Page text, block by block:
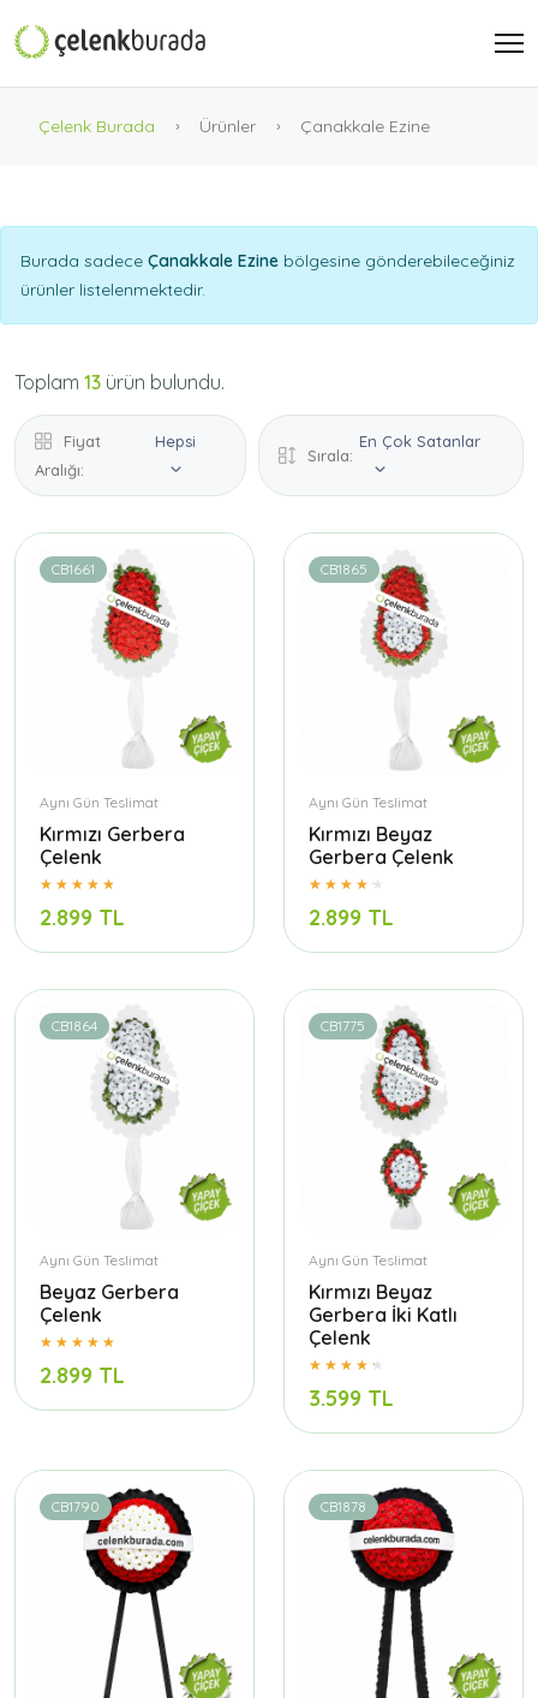
Çelenk Burada Ürünler Çanakkale Ezine
Burada sadece Çanakkale Ezine bölgesine gönderebileceğiniz
ürünler listelenmektedir.
Toplam 13 ürün bulundu.
Fiyat
Aralığı:
Hepsi
Sırala:
En Çok Satanlar
CB1661
Aynı Gün Teslimat
Kırmızı Gerbera
Çelenk
2.899 TL
CB1865
Aynı Gün Teslimat
Kırmızı Beyaz
Gerbera Çelenk
2.899 TL
CB1864
Aynı Gün Teslimat
Beyaz Gerbera
Çelenk
2.899 TL
CB1775
Aynı Gün Teslimat
Kırmızı Beyaz
Gerbera İki Katlı
Çelenk
3.599 TL
CB1790 CB1878